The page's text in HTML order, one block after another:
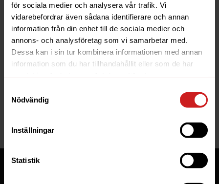
för sociala medier och analysera vår trafik. Vi
vidarebefordrar även sådana identifierare och annan
information från din enhet till de sociala medier och
annons- och analysföretag som vi samarbetar med.
Dessa kan i sin tur kombinera informationen med annan
information som du har tillhandahållit eller som de har
Nödvändig
Inställningar
Statistik
The website you were trying to
reach has been suspended
If you are the owner of this website or domain please
read
website to be suspended.